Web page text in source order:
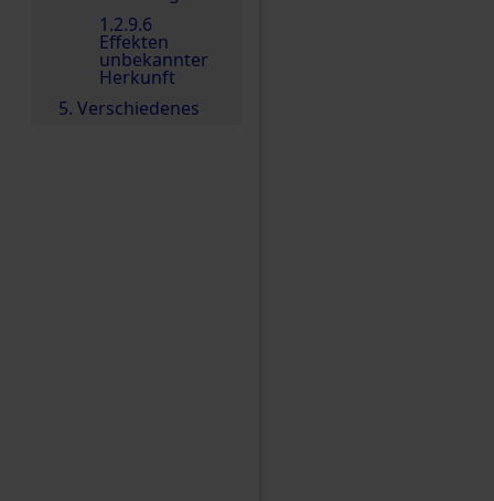
1.2.9.6
Effekten
unbekannter
Herkunft
5. Verschiedenes